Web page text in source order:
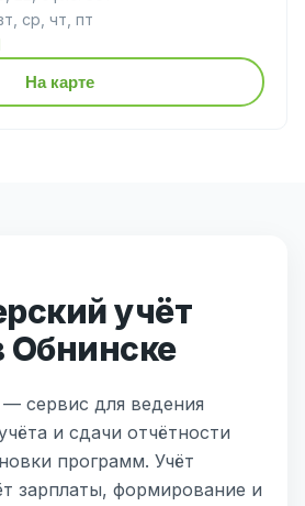
ср, чт, пт
На карте
учёт
Обнинске
сервис для ведения
и сдачи отчётности
программ. Учёт
зарплаты, формирование и